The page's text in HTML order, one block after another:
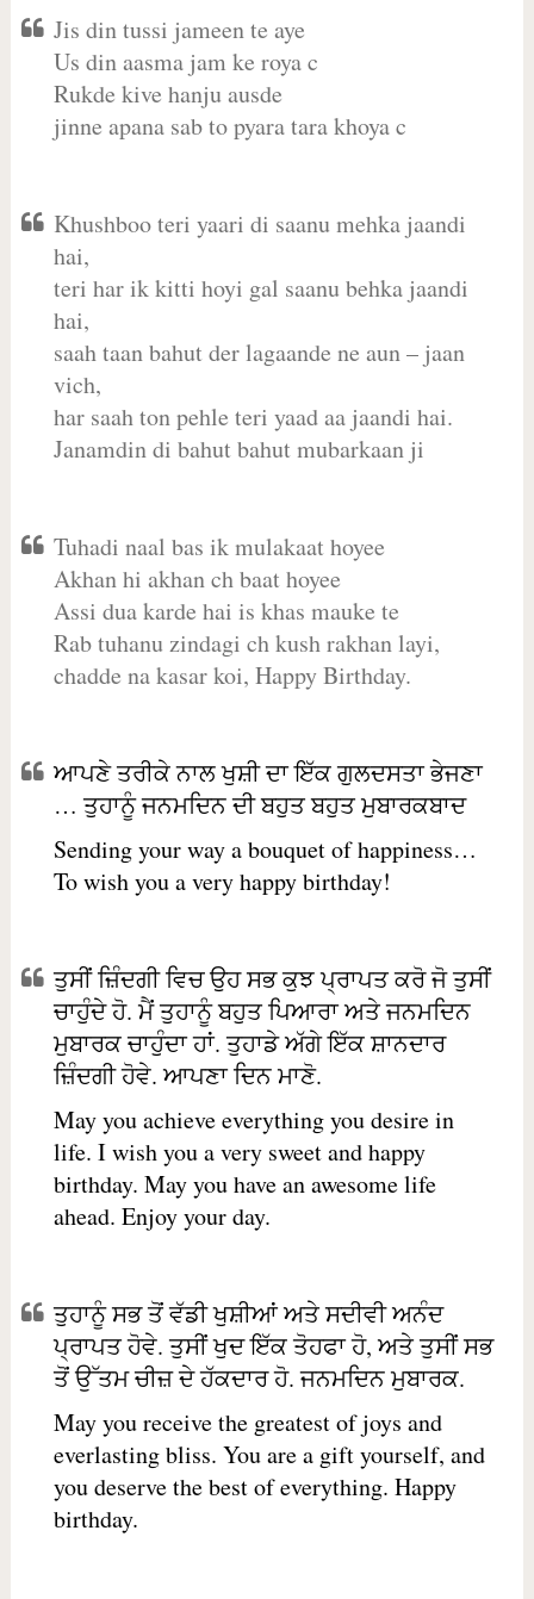
Jis din tussi jameen te aye
Us din aasma jam ke roya c
Rukde kive hanju ausde
jinne apana sab to pyara tara khoya c
Khushboo teri yaari di saanu mehka jaandi
hai,
teri har ik kitti hoyi gal saanu behka jaandi
hai,
saah taan bahut der lagaande ne aun – jaan
vich,
har saah ton pehle teri yaad aa jaandi hai.
Janamdin di bahut bahut mubarkaan ji
Tuhadi naal bas ik mulakaat hoyee
Akhan hi akhan ch baat hoyee
Assi dua karde hai is khas mauke te
Rab tuhanu zindagi ch kush rakhan layi,
chadde na kasar koi, Happy Birthday.
ਆਪਣੇ ਤਰੀਕੇ ਨਾਲ ਖੁਸ਼ੀ ਦਾ ਇੱਕ ਗੁਲਦਸਤਾ ਭੇਜਣਾ
… ਤੁਹਾਨੂੰ ਜਨਮਦਿਨ ਦੀ ਬਹੁਤ ਬਹੁਤ ਮੁਬਾਰਕਬਾਦ
Sending your way a bouquet of happiness…
To wish you a very happy birthday!
ਤੁਸੀਂ ਜ਼ਿੰਦਗੀ ਵਿਚ ਉਹ ਸਭ ਕੁਝ ਪ੍ਰਾਪਤ ਕਰੋ ਜੋ ਤੁਸੀਂ
ਚਾਹੁੰਦੇ ਹੋ. ਮੈਂ ਤੁਹਾਨੂੰ ਬਹੁਤ ਪਿਆਰਾ ਅਤੇ ਜਨਮਦਿਨ
ਮੁਬਾਰਕ ਚਾਹੁੰਦਾ ਹਾਂ. ਤੁਹਾਡੇ ਅੱਗੇ ਇੱਕ ਸ਼ਾਨਦਾਰ
ਜ਼ਿੰਦਗੀ ਹੋਵੇ. ਆਪਣਾ ਦਿਨ ਮਾਣੋ.
May you achieve everything you desire in
life. I wish you a very sweet and happy
birthday. May you have an awesome life
ahead. Enjoy your day.
ਤੁਹਾਨੂੰ ਸਭ ਤੋਂ ਵੱਡੀ ਖੁਸ਼ੀਆਂ ਅਤੇ ਸਦੀਵੀ ਅਨੰਦ
ਪ੍ਰਾਪਤ ਹੋਵੇ. ਤੁਸੀਂ ਖੁਦ ਇੱਕ ਤੋਹਫਾ ਹੋ, ਅਤੇ ਤੁਸੀਂ ਸਭ
ਤੋਂ ਉੱਤਮ ਚੀਜ਼ ਦੇ ਹੱਕਦਾਰ ਹੋ. ਜਨਮਦਿਨ ਮੁਬਾਰਕ.
May you receive the greatest of joys and
everlasting bliss. You are a gift yourself, and
you deserve the best of everything. Happy
birthday.